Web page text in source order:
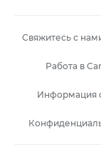
Свяжитесь с
Работа в
Информация